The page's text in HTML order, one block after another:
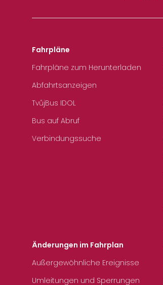
Fahrpläne
Fahrpläne zum Herunterladen
Abfahrtsanzeigen
TvůjBus IDOL
Bus auf Abruf
Verbindungssuche
Änderungen im Fahrplan
Außergewöhnliche Ereignisse
Umleitungen und Sperrungen